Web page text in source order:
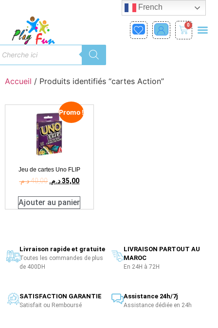
0
Accueil / Produits identifiés “cartes Action”
Promo !
Jeu de cartes Uno FLIP
40,00د.م. 35,00 د.م.
Ajouter au panier
Livraison rapide et gratuite
Toutes les commandes de plus
de 400DH
LIVRAISON PARTOUT AU
MAROC
En 24H à 72H
SATISFACTION GARANTIE
Satisfait ou Remboursé
Assistance 24h/7j
Assistance dédiée en 24h
French